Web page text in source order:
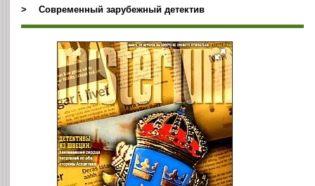
>
Современный зарубежный детектив